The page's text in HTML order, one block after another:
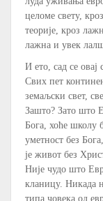
целоме свету,
теорије, кроз
лажна и увек
И ето, сад се овај
Свих пет
земаљски свет,
Зашто? Зато што
Бога, хоће школу
уметност без
је живот без
Није чудо што
кланицу. Никада
типа човека од